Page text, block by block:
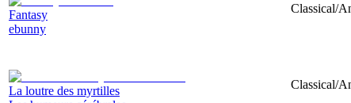
Fantasy
ebunny
Classical/
La loutre des myrtilles
Classical/